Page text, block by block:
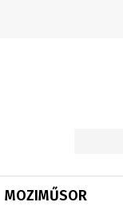
MOZIMŰSOR